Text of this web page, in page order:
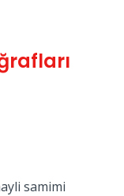
samimi